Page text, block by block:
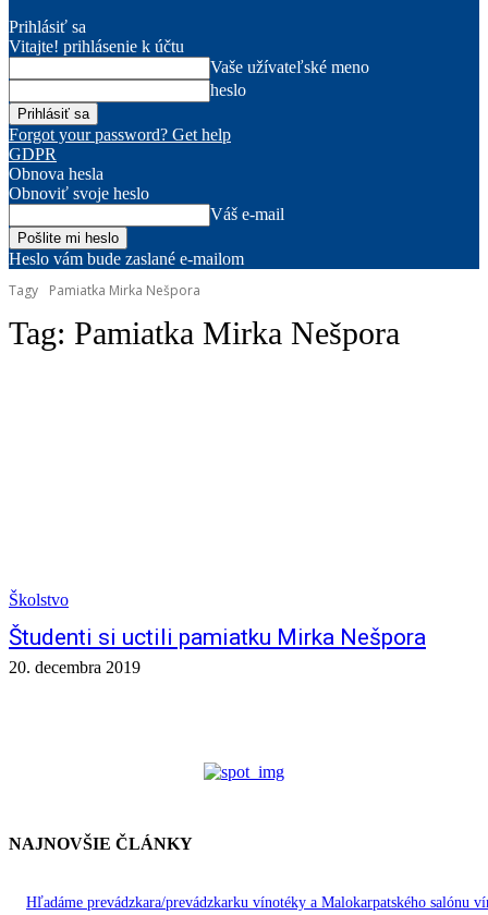
Prihlásiť sa
Vitajte! prihlásenie k účtu
Vaše užívateľské meno
heslo
Forgot your password? Get help
GDPR
Obnova hesla
Obnoviť svoje heslo
Váš e-mail
Heslo vám bude zaslané e-mailom
Tagy
Pamiatka Mirka Nešpora
Tag: Pamiatka Mirka Nešpora
Školstvo
Študenti si uctili pamiatku Mirka Nešpora
20. decembra 2019
NAJNOVŠIE ČLÁNKY
Hľadáme prevádzkara/prevádzkarku vínotéky a Malokarpatského salónu